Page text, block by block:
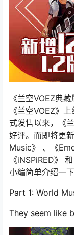
《兰空VOEZ典
《兰空VOEZ》
式发售以来，《
好评。而即将更
Music》 、《
《iNSPiRED》
小编简单介绍一
Part 1: World
They seem like